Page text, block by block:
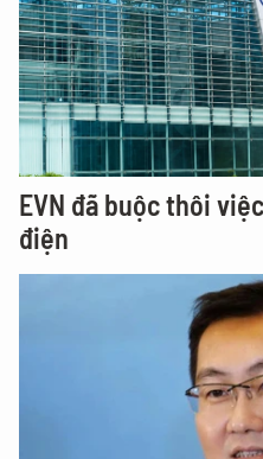
EVN đã buộc thôi
điện